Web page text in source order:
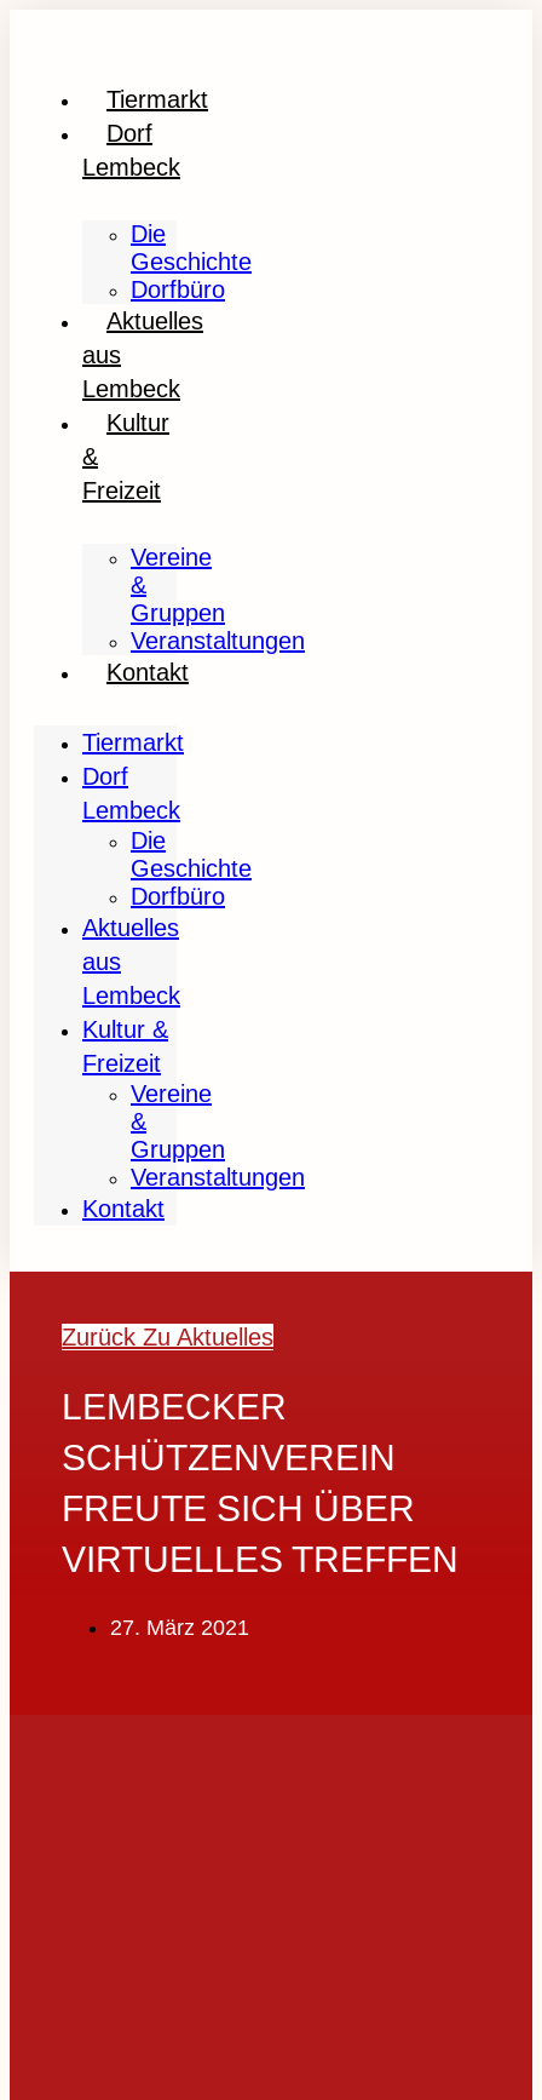
Tiermarkt
Dorf
Lembeck
Die
Geschichte
Dorfbüro
Aktuelles
aus
Lembeck
Kultur
&
Freizeit
Vereine
&
Gruppen
Veranstaltungen
Kontakt
Tiermarkt
Dorf
Lembeck
Die
Geschichte
Dorfbüro
Aktuelles
aus
Lembeck
Kultur &
Freizeit
Vereine
&
Gruppen
Veranstaltungen
Kontakt
Zurück Zu Aktuelles
LEMBECKER
SCHÜTZENVEREIN
FREUTE SICH ÜBER
VIRTUELLES TREFFEN
27. März 2021